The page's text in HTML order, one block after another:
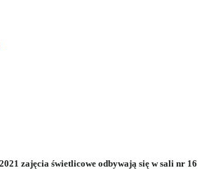
zajęcia świetlicowe odbywają się w sali nr 16